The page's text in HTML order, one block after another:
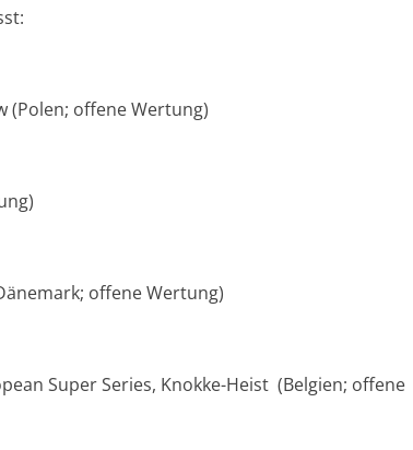
(Polen; offene Wertung)
offene Wertung)
Super Series, Knokke-Heist (Belgien; offene